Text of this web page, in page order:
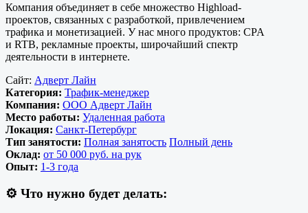
Компания объединяет в себе множество Highload-
проектов, связанных с разработкой, привлечением
трафика и монетизацией. У нас много продуктов: CPA
и RTB, рекламные проекты, широчайший спектр
деятельности в интернете.
Сайт: Адверт Лайн
Категория: Трафик-менеджер
Компания: ООО Адверт Лайн
Место работы: Удаленная работа
Локация: Санкт-Петербург
Тип занятости: Полная занятость Полный день
Оклад: от 50 000 руб. на рук
Опыт: 1-3 года
⚙️ Что нужно будет делать: